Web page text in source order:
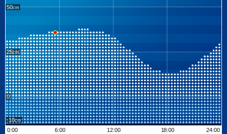
50
25
0
-10
0:00
6:00 12:00 18:00 24:00